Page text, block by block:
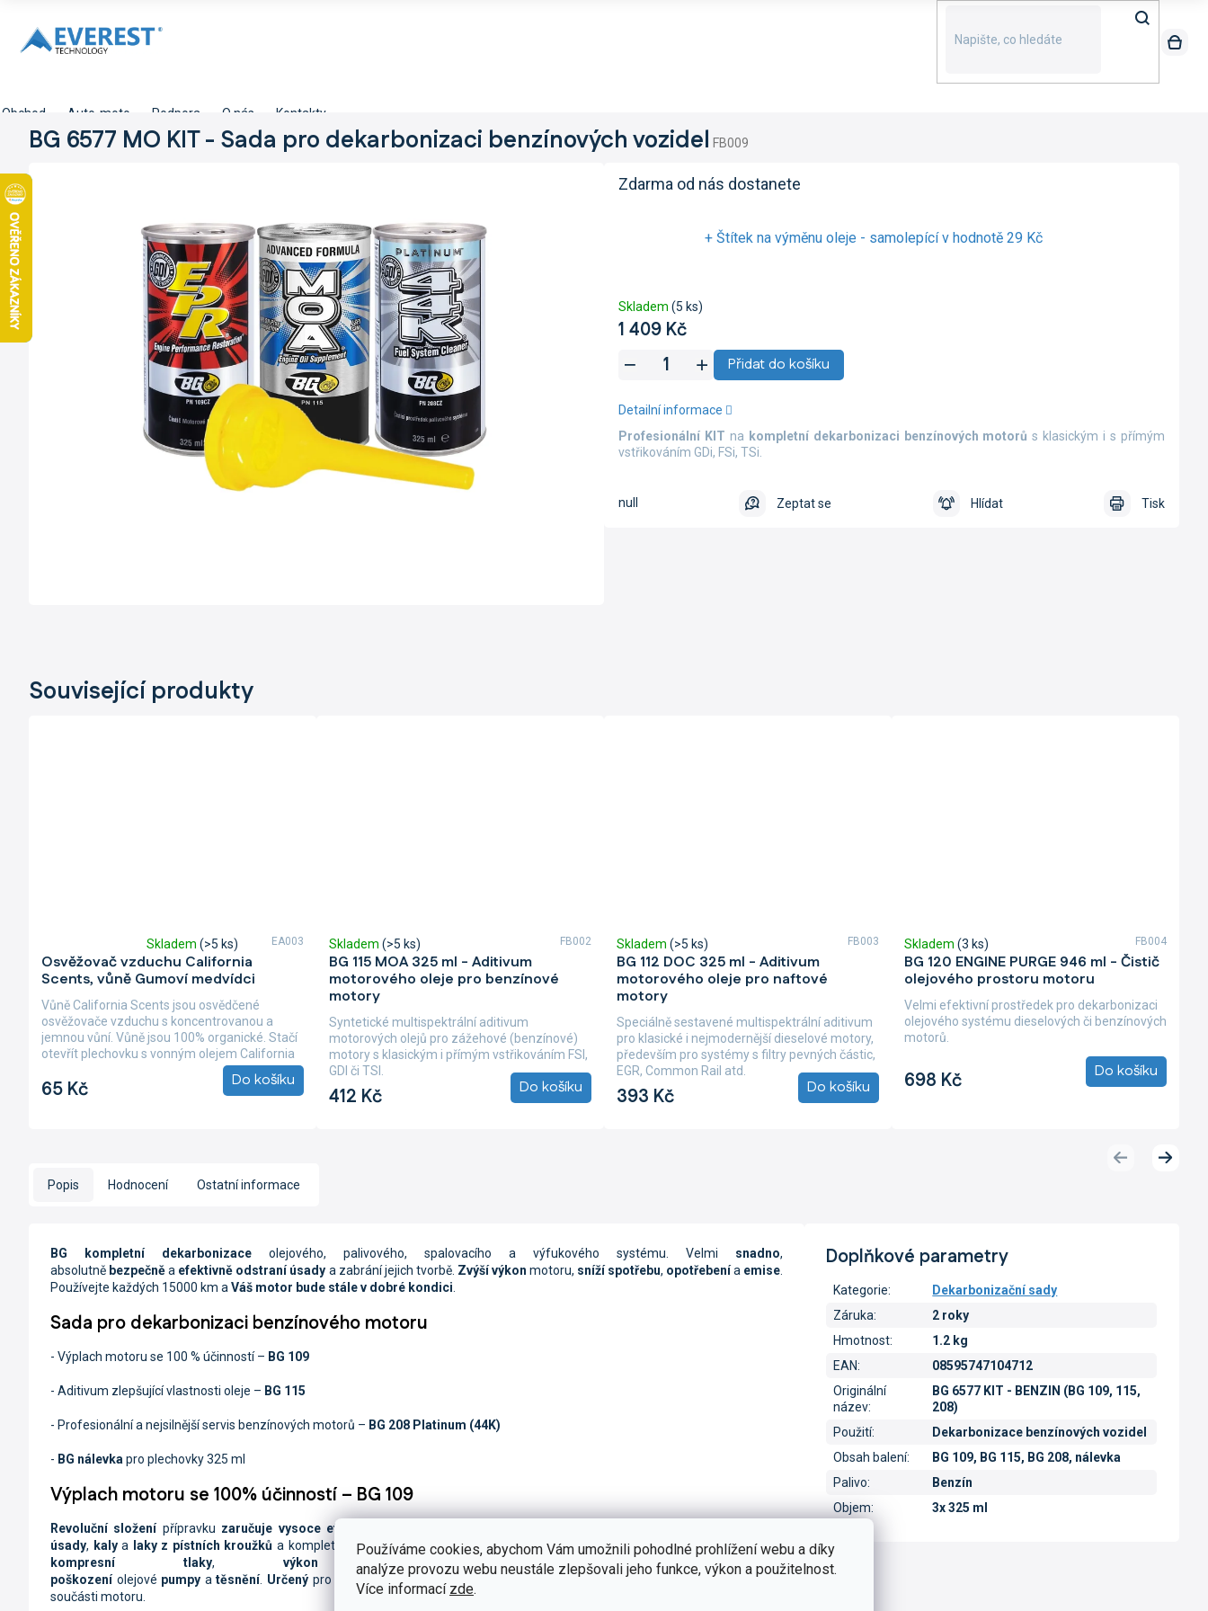
Používáme cookies, abychom Vám umožnili pohodlné prohlížení webu a díky
analýze provozu webu neustále zlepšovali jeho funkce, výkon a použitelnost.
Více informací zde.
obsah
Obchod Auto-moto Podpora O nás Kontakty
BG 6577 MO KIT - Sada pro dekarbonizaci benzínových vozidel FB009
1 409 Kč
Skladem (5 ks)
Přidat do košíku
Zdarma od nás dostanete
+ Štítek na výměnu oleje - samolepícív hodnotě 29 Kč
Profesionální KIT na kompletní dekarbonizaci benzínových motorů s klasickým i s přímým
vstřikováním GDi, FSi, TSi.
Detailní informace
Tisk
Zeptat se Hlídat
null
Související produkty
Osvěžovač vzduchu California
Scents, vůně Gumoví medvídci
hodnocení
produktu
je
z
5
Skladem (>5 ks)
65 Kč Do košíku
Vůně California Scents jsou osvědčené
osvěžovače vzduchu s koncentrovanou a
jemnou vůní. Vůně jsou 100% organické. Stačí
otevřít plechovku s vonným olejem California
EA003
BG 115 MOA 325 ml - Aditivum
motorového oleje pro benzínové
motory
Skladem (>5 ks)
412 Kč Do košíku
Syntetické multispektrální aditivum
motorových olejů pro zážehové (benzínové)
motory s klasickým i přímým vstřikováním FSI,
GDI či TSI.
FB002
BG 112 DOC 325 ml - Aditivum
motorového oleje pro naftové
motory
Skladem (>5 ks)
393 Kč Do košíku
Speciálně sestavené multispektrální aditivum
pro klasické i nejmodernější dieselové motory,
především pro systémy s filtry pevných částic,
EGR, Common Rail atd.
FB003
BG 120 ENGINE PURGE 946 ml - Čistič
olejového prostoru motoru
Skladem (3 ks)
698 Kč Do košíku
Velmi efektivní prostředek pro dekarbonizaci
olejového systému dieselových či benzínových
motorů.
FB004
PředchozíDalší
Popis
Hodnocení Ostatní informace
BG kompletní dekarbonizace olejového, palivového, spalovacího a výfukového systému. Velmi snadno,
absolutně bezpečněa efektivně odstraní úsady a zabrání jejich tvorbě. Zvýší výkon motoru, sníží spotřebu, opotřebenía emise.
Používejte každých 15000 km aVáš motor bude stále v dobré kondici.
Sada pro dekarbonizaci benzínového motoru
- Výplach motoru se 100 % účinností – BG 109
- Aditivum zlepšující vlastnosti oleje – BG 115
- Profesionální a nejsilnější servis benzínových motorů – BG 208 Platinum (44K)
- BG nálevka pro plechovky 325 ml
Výplach motoru se 100% účinností – BG 109
Revoluční složení přípravku zaručuje vysoce efektivní
úsady, kaly a laky z pístních kroužků a kompletního olejového prostoru v motoru. Vše během 10 až 20 minut. Navrací zpět
kompresní tlaky, výkon motoru snižuje emise
Zabraňuje
poškození olejové pumpy a těsnění. Určený pro zážehové i vznětové motory. Plně bezpečný pro všechny kovové i nekovové
součásti motoru.
Doplňkové parametry
Kategorie:
Dekarbonizační sady
Záruka:
2 roky
Hmotnost:
1.2 kg
EAN:
08595747104712
Originální
název:
BG 6577 KIT - BENZIN (BG 109, 115,
208)
Použití:
Dekarbonizace benzínových vozidel
Obsah balení:
BG 109, BG 115, BG 208, nálevka
Palivo:
Benzín
Objem: 3x 325 ml